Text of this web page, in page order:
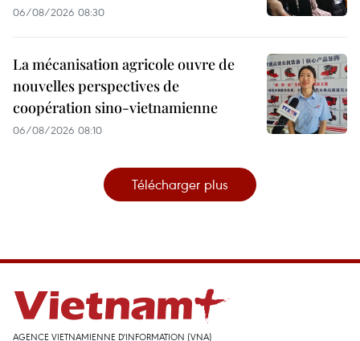
06/08/2026 08:30
La mécanisation agricole ouvre de
nouvelles perspectives de
coopération sino-vietnamienne
06/08/2026 08:10
Télécharger plus
AGENCE VIETNAMIENNE D'INFORMATION (VNA)